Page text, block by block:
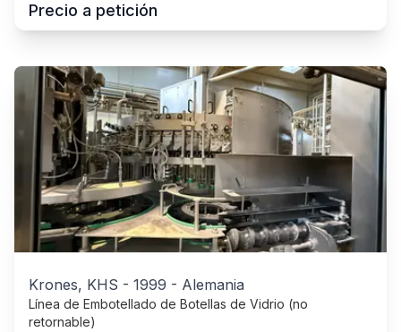
Precio a petición
Krones, KHS - 1999 - Alemania
Línea de Embotellado de Botellas de Vidrio (no
retornable)